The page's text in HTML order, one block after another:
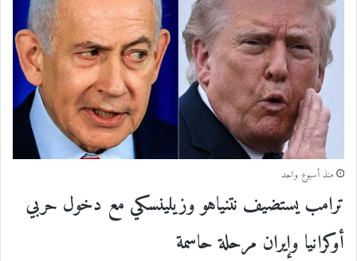
منذ أسبوع واحد
ترامب يستضيف نتنياهو وزيلينسكي مع دخول حربي
أوكرانيا وإيران مرحلة حاسمة